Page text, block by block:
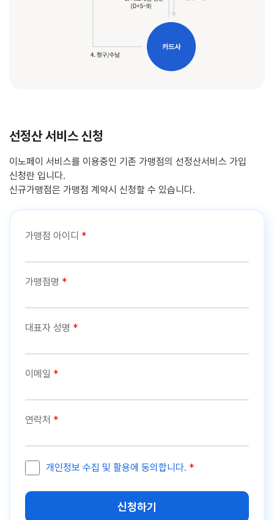
선정산 서비스 신청
이노페이 서비스를 이용중인 기존 가맹점의 선정산서비스 가입
신청란 입니다.
신규가맹점은 가맹점 계약시 신청할 수 있습니다.
가맹점 아이디 *
가맹점명 *
대표자 성명 *
이메일 *
연락처 *
개인정보 수집 및 활용에 동의합니다. *